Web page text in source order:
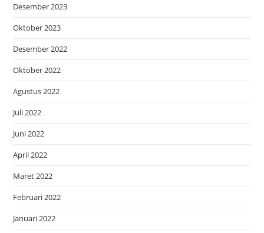
Desember 2023
Oktober 2023
Desember 2022
Oktober 2022
Agustus 2022
Juli 2022
Juni 2022
April 2022
Maret 2022
Februari 2022
Januari 2022